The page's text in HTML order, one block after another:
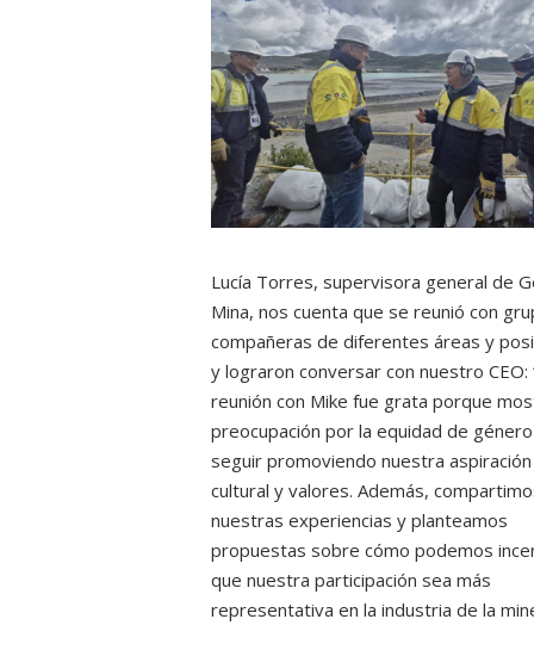
Lucía Torres, supervisora general de
Mina, nos cuenta que se reunió con
compañeras de diferentes áreas y
y lograron conversar con nuestro CEO:
reunión con Mike fue grata porque
preocupación por la equidad de
seguir promoviendo nuestra aspiración
cultural y valores. Además,
nuestras experiencias y planteamos
propuestas sobre cómo podemos
que nuestra participación sea más
representativa en la industria de la